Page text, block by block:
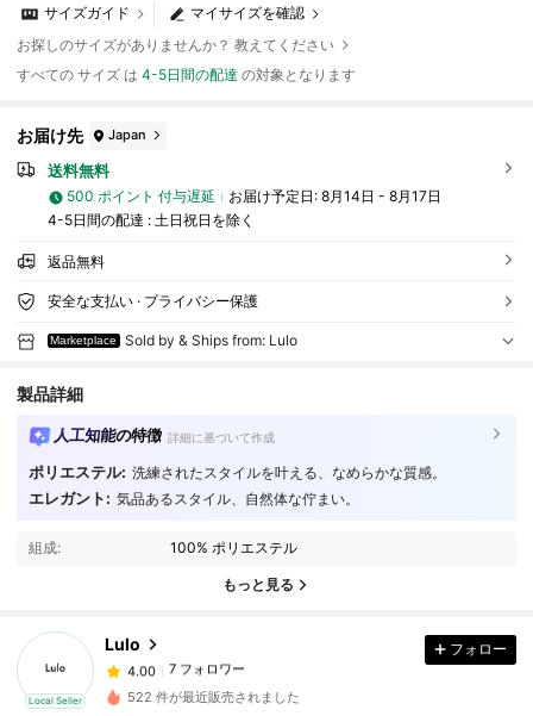
マイサイズを確認
サイズガイド
お探しのサイズがありませんか？ 教えてください
すべての サイズ は4-5日間の配達 の対象となります
お届け先 Japan
送料無料
500 ポイント 付与遅延 お届け予定日: 8月14日 - 8月17日
4-5日間の配達 : 土日祝日を除く
返品無料
安全な支払い · プライバシー保護
Marketplace Sold by & Ships from: Lulo
製品詳細
人工知能の特徴 詳細に基づいて作成
ポリエステル: 洗練されたスタイルを叶える、なめらかな質感。
エレガント: 気品あるスタイル、自然体な佇まい。
組成: 100% ポリエステル
もっと見る
Local Seller
Lulo
7 フォロワー
7 フォロワー
4.00
4.00 7 フォロワー
7 フォロワー
フォロー
522 件が最近販売されました